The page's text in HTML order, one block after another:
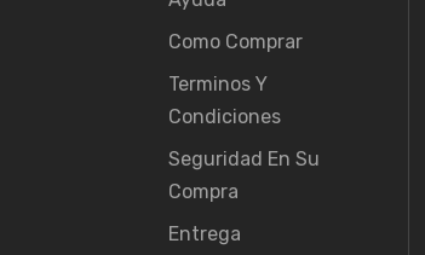
Como Comprar
Terminos Y
Condiciones
Seguridad En Su
Compra
Entrega